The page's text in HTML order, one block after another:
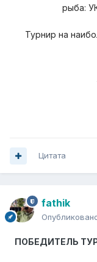
рыба:
Турнир на
Цитата
fathik
ПОБЕДИТЕЛЬ